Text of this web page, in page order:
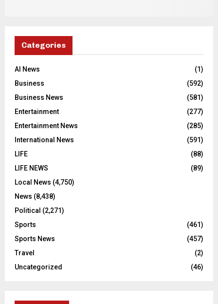
Categories
AI News
(1)
Business
(592)
Business News
(581)
Entertainment
(277)
Entertainment News
(285)
International News
(591)
LIFE
(88)
LIFE NEWS
(89)
Local News (4,750)
News (8,438)
Political (2,271)
Sports
(461)
Sports News
(457)
Travel
(2)
Uncategorized
(46)